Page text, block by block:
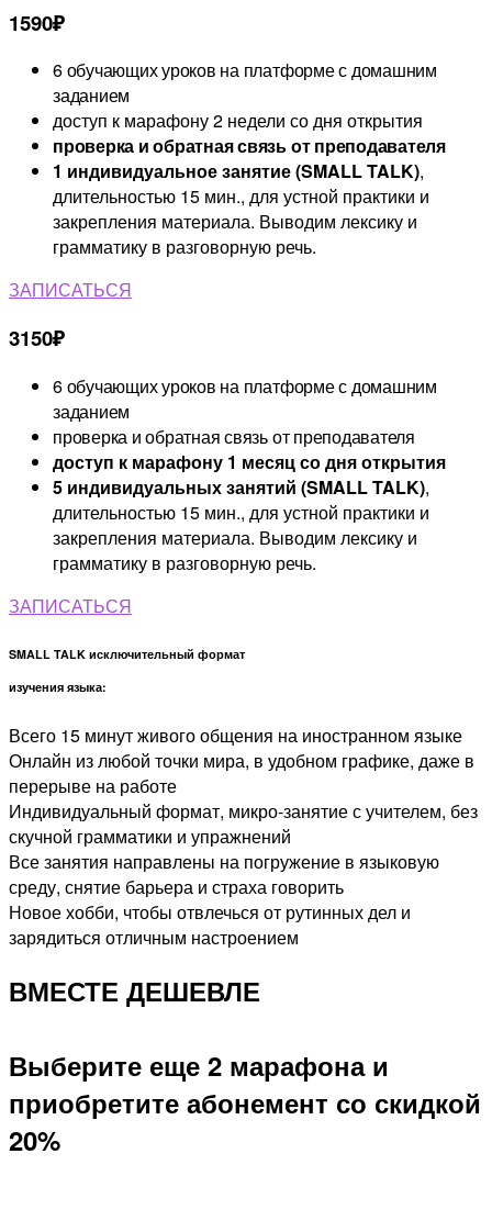
1590₽
6 обучающих уроков на платформе с домашним
заданием
доступ к марафону 2 недели со дня открытия
проверка и обратная связь от преподавателя
1 индивидуальное занятие (SMALL TALK),
длительностью 15 мин., для устной практики и
закрепления материала. Выводим лексику и
грамматику в разговорную речь.
ЗАПИСАТЬСЯ
3150₽
6 обучающих уроков на платформе с домашним
заданием
проверка и обратная связь от преподавателя
доступ к марафону 1 месяц со дня открытия
5 индивидуальных занятий (SMALL TALK),
длительностью 15 мин., для устной практики и
закрепления материала. Выводим лексику и
грамматику в разговорную речь.
ЗАПИСАТЬСЯ
SMALL TALK исключительный формат
изучения языка:
Всего 15 минут живого общения на иностранном языке
Онлайн из любой точки мира, в удобном графике, даже в
перерыве на работе
Индивидуальный формат, микро-занятие с учителем, без
скучной грамматики и упражнений
Все занятия направлены на погружение в языковую
среду, снятие барьера и страха говорить
Новое хобби, чтобы отвлечься от рутинных дел и
зарядиться отличным настроением
ВМЕСТЕ ДЕШЕВЛЕ
Выберите еще 2 марафона и
приобретите абонемент со скидкой
20%